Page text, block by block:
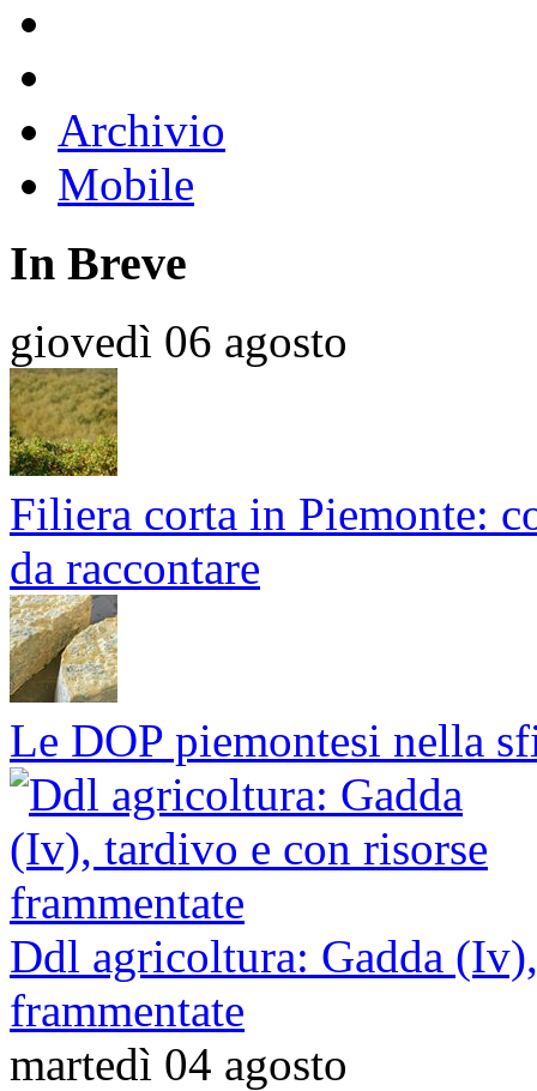
Archivio
Mobile
In Breve
giovedì 06 agosto
Filiera corta in Piemonte:
da raccontare
Le DOP piemontesi nella
Ddl agricoltura: Gadda
frammentate
martedì 04 agosto